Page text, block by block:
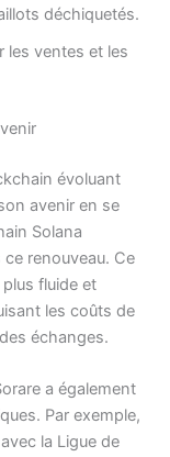
déchiquetés.
les ventes et les
évoluant
avenir en se
Solana
renouveau. Ce
fluide et
les coûts de
échanges.
a également
Par exemple,
la Ligue de